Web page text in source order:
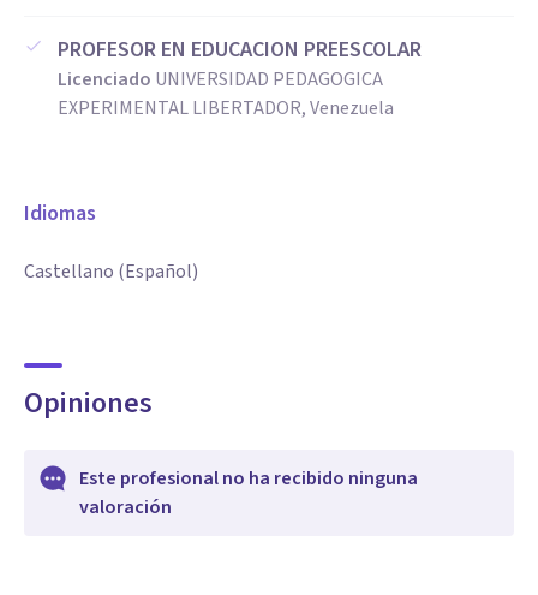
PROFESOR EN EDUCACION PREESCOLAR
Licenciado UNIVERSIDAD PEDAGOGICA
EXPERIMENTAL LIBERTADOR, Venezuela
Idiomas
Castellano (Español)
Opiniones
Este profesional no ha recibido ninguna
valoración